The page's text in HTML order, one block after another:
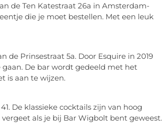
de Ten Katestraat 26a in Amsterdam-
die je moet bestellen. Met een leuk
de Prinsestraat 5a. Door Esquire in 2019
De bar wordt gedeeld met het
is aan te wijzen.
De klassieke cocktails zijn van hoog
als je bij Bar Wigbolt bent geweest.